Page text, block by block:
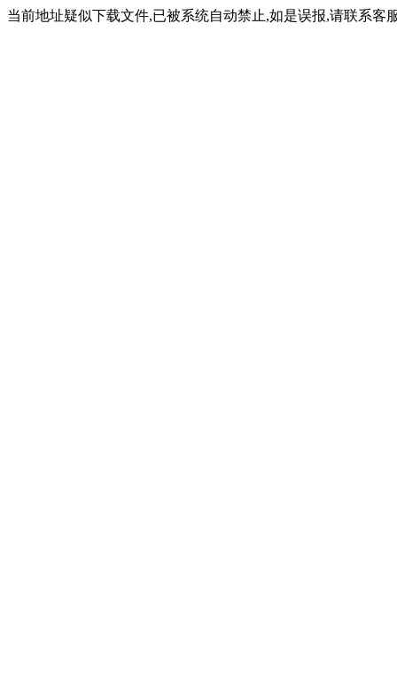
当前地址疑似下载文件,已被系统自动禁止,如是误报,请联系客